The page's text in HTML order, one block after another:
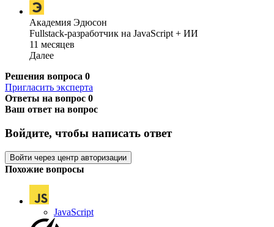
Академия Эдюсон
Fullstack-разработчик на JavaScript + ИИ
11 месяцев
Далее
Решения вопроса 0
Пригласить эксперта
Ответы на вопрос 0
Ваш ответ на вопрос
Войдите, чтобы написать ответ
Войти через центр авторизации
Похожие вопросы
JavaScript